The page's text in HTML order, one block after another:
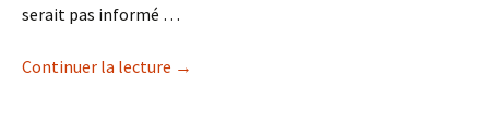
serait pas informé …
Continuer la lecture →